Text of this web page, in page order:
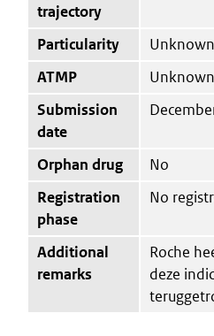
trajectory
Particularity
Unknown
ATMP
Unknown
Submission
date
Orphan drug
No
Registration
phase
No
Additional
remarks
Roche
deze